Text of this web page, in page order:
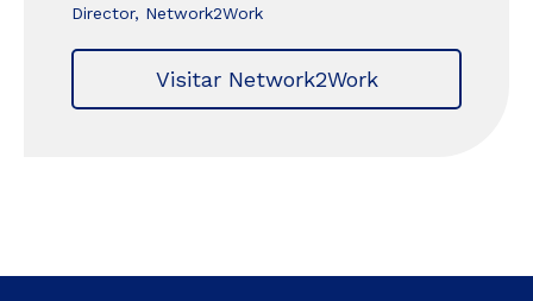
Director, Network2Work
Visitar Network2Work